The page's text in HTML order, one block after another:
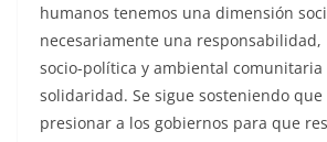
humanos tenemos una dimensión
necesariamente una responsabilidad,
socio-política y ambiental comunitaria
solidaridad. Se sigue sosteniendo que
presionar a los gobiernos para que